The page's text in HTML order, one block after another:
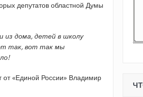
депутатов областной Думы
из дома, детей в школу
так, вот так мы
от «Единой России» Владимир